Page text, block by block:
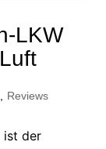
LKW
Reviews
ist der